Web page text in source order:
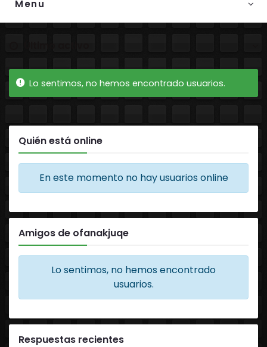
Menu
Amigos
Lo sentimos, no hemos encontrado usuarios.
Quién está online
En este momento no hay usuarios online
Amigos de ofanakjuqe
Lo sentimos, no hemos encontrado
usuarios.
Respuestas recientes